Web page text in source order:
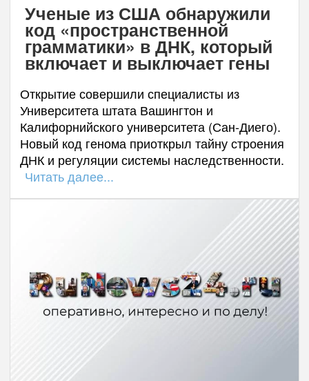
Ученые из США обнаружили
код «пространственной
грамматики» в ДНК, который
включает и выключает гены
Открытие совершили специалисты из
Университета штата Вашингтон и
Калифорнийского университета (Сан-Диего).
Новый код генома приоткрыл тайну строения
ДНК и регуляции системы наследственности.
Читать далее...